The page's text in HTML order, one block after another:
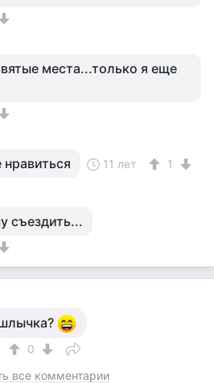
места...только я еще
11 лет 1
съездить...
0
все комментарии